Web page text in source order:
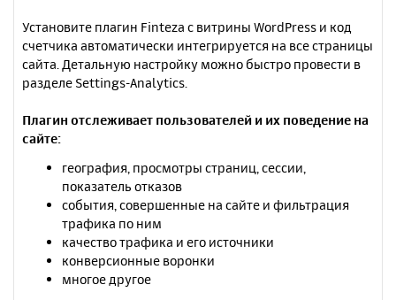
н
е
Установите плагин Finteza с витрины WordPress и код
счетчика автоматически интегрируется на все страницы
сайта. Детальную настройку можно быстро провести в
разделе Settings-Analytics.
Плагин отслеживает пользователей и их поведение на
сайте:
география, просмотры страниц, сессии,
показатель отказов
события, совершенные на сайте и фильтрация
трафика по ним
качество трафика и его источники
конверсионные воронки
многое другое